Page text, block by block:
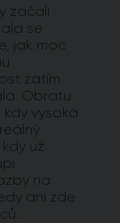
začali
se
jak moc
zatím
Obratu
vysoká
už
na
ani zde